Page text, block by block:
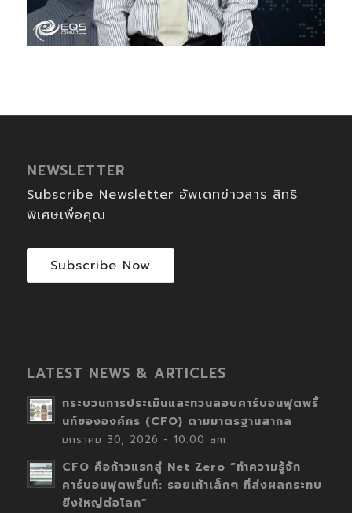
NEWSLETTER
Subscribe Newsletter อัพเดทข่าวสาร สิทธิ
พิเศษเพื่อคุณ
Subscribe Now
LATEST NEWS & ARTICLES
กระบวนการประเมินและทวนสอบคาร์บอนฟุตพริ้
นท์ขององค์กร (CFO) ตามมาตรฐานสากล
มกราคม 30, 2026 - 10:00 am
CFO คือก้าวแรกสู่ Net Zero “ทำความรู้จัก
คาร์บอนฟุตพริ้นท์: รอยเท้าเล็กๆ ที่ส่งผลกระทบ
ยิ่งใหญ่ต่อโลก”